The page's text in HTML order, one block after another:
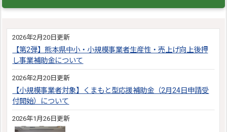
2026年2月20日更新
【第2弾】熊本県中小・小規模事業者生産性・売上げ向上後押
し事業補助金について
2026年2月20日更新
【小規模事業者対象】くまもと型応援補助金（2月24日申請受
付開始）について
2026年1月26日更新